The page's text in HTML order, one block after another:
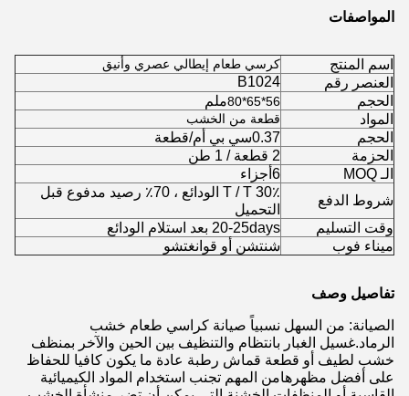
المواصفات
اسم المنتج كرسي طعام إيطالي عصري وأنيق
العنصر رقم
B1024
الحجم
56*65*80
ملم
المواد
قطعة من الخشب
الحجم
0.37سي بي أم/قطعة
الحزمة
2 قطعة / 1 طن
الـ MOQ
6 أجزاء
شروط الدفع
T / T 30٪ الودائع ، 70٪ رصيد مدفوع قبل
التحميل
وقت التسليم
20-25days بعد استلام الودائع
ميناء فوب
شنتشن أو قوانغتشو
تفاصيل وصف
الصيانة: من السهل نسبياً صيانة كراسي طعام خشب
الرماد.غسيل الغبار بانتظام والتنظيف بين الحين والآخر بمنظف
خشب لطيف أو قطعة قماش رطبة عادة ما يكون كافيا للحفاظ
على أفضل مظهرهامن المهم تجنب استخدام المواد الكيميائية